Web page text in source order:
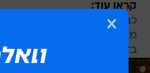
קראו עוד:
כבר לא שלישייה: בת הזוג של
ממנו
בזמן ששהה בחו"ל: המסעדה